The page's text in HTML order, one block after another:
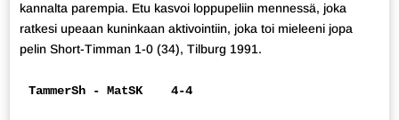
kannalta parempia. Etu kasvoi loppupeliin mennessä, joka
ratkesi upeaan kuninkaan aktivointiin, joka toi mieleeni jopa
pelin Short-Timman 1-0 (34), Tilburg 1991.
TammerSh - MatSK    4-4